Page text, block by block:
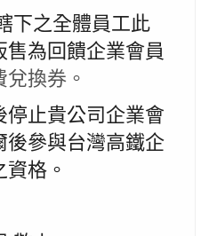
下之全體員工此
售為回饋企業會員
換券。
止貴公司企業會
後參與台灣高鐵企
格。